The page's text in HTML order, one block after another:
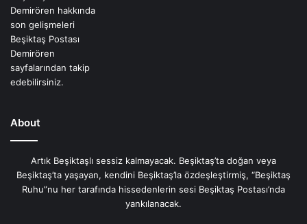
About
Artık Beşiktaşlı sessiz kalmayacak. Beşiktaş’ta doğan veya
Beşiktaş’ta yaşayan, kendini Beşiktaş’la özdeşleştirmiş, “Beşiktaş
Ruhu”nu her tarafında hissedenlerin sesi Beşiktaş Postası’nda
yankılanacak.